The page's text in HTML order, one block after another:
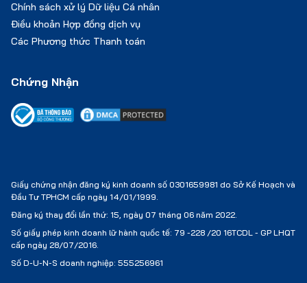
Chứng Nhận
Giấy chứng nhận đăng ký kinh doanh số 0301659981 do Sở Kế Hoạch và
Đầu Tư TPHCM cấp ngày 14/01/1999.
Đăng ký thay đổi lần thứ: 15, ngày 07 tháng 06 năm 2022.
Số giấy phép kinh doanh lữ hành quốc tế: 79 -228 /20 16TCDL - GP LHQT
cấp ngày 28/07/2016.
Số D-U-N-S doanh nghiệp: 555256961
Chính sách xử lý Dữ liệu Cá nhân
Điều khoản Hợp đồng dịch vụ
Các Phương thức Thanh toán